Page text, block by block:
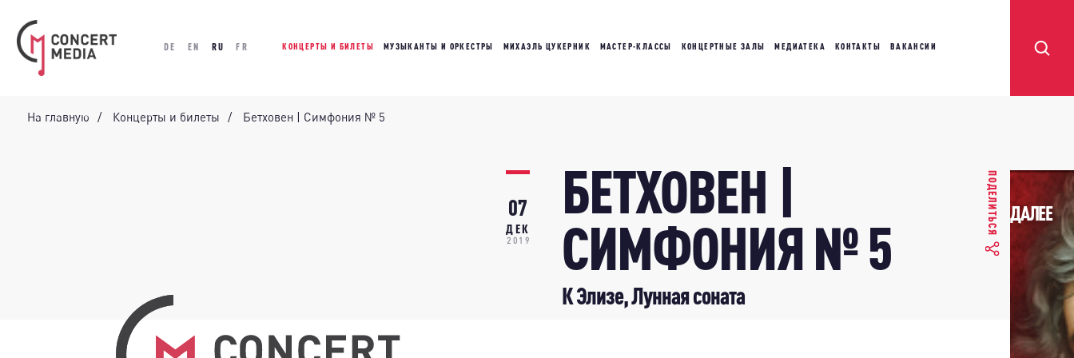
DE EN RU FR КОНЦЕРТЫ И БИЛЕТЫ МУЗЫКАНТЫ И ОРКЕСТРЫ МИХАЭЛЬ ЦУКЕРНИК МАСТЕР-КЛАССЫ КОНЦЕРТНЫЕ ЗАЛЫ МЕДИАТЕКА КОНТАКТЫ ВАКАНСИИ
На главную Концерты и билеты Бетховен | Симфония № 5
07
ДЕК
2019
БЕТХОВЕН |
СИМФОНИЯ № 5
К Элизе, Лунная соната
ПОДЕЛИТЬСЯ ДАЛЕЕ